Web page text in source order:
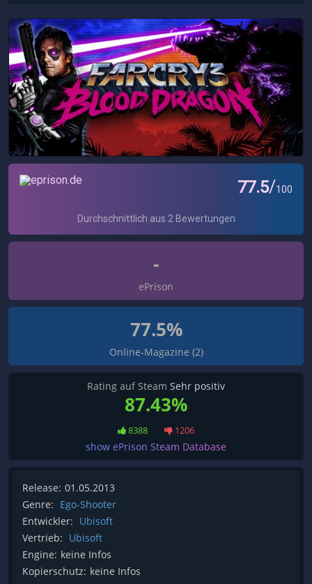
-
ePrison
77.5%
Online-Magazine (2)
Rating auf Steam Sehr positiv
87.43%
8388 1206
show ePrison Steam Database
Release: 01.05.2013
Genre: Ego-Shooter
Entwickler: Ubisoft
Vertrieb: Ubisoft
Engine: keine Infos
Kopierschutz: keine Infos